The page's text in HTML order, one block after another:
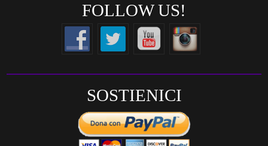
FOLLOW US!
SOSTIENICI